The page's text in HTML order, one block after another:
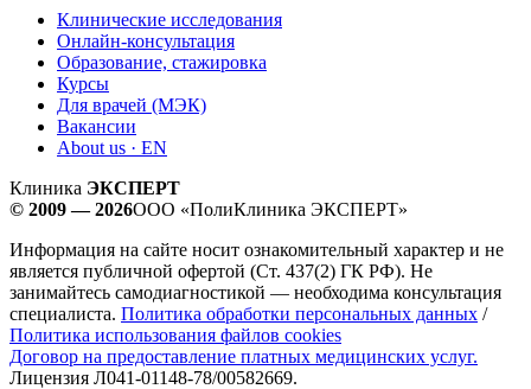
Клинические исследования
Онлайн-консультация
Образование, стажировка
Курсы
Для врачей (МЭК)
Вакансии
About us · EN
Клиника ЭКСПЕРТ
© 2009 — 2026ООО «ПолиКлиника ЭКСПЕРТ»
Информация на сайте носит ознакомительный характер и не
является публичной офертой (Ст. 437(2) ГК РФ). Не
занимайтесь самодиагностикой — необходима консультация
специалиста. Политика обработки персональных данных /
Политика использования файлов cookies
Договор на предоставление платных медицинских услуг.
Лицензия Л041-01148-78/00582669.